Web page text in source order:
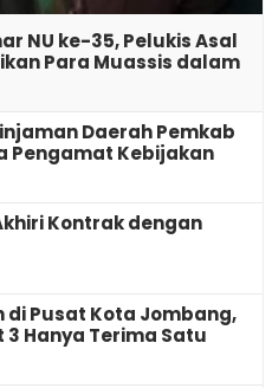
NU ke-35, Pelukis Asal
Para Muassis dalam
Daerah Pemkab
Pengamat Kebijakan
Kontrak dengan
di Pusat Kota Jombang,
3 Hanya Terima Satu